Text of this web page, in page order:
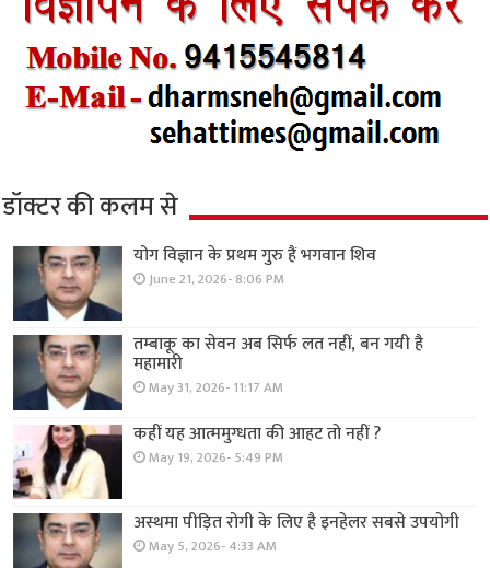
डॉक्टर की कलम से
योग विज्ञान के प्रथम गुरु हैं भगवान शिव
June 21, 2026- 8:06 PM
तम्बाकू का सेवन अब सिर्फ लत नहीं, बन गयी है
महामारी
May 31, 2026- 11:17 AM
कहीं यह आत्ममुग्धता की आहट तो नहीं ?
May 19, 2026- 5:49 PM
अस्थमा पीड़ित रोगी के लिए है इनहेलर सबसे उपयोगी
May 5, 2026- 4:33 AM